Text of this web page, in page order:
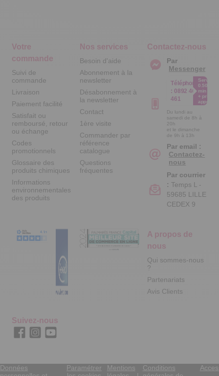
Votre
commande
Suivi de
commande
Livraison
Paiement facilité
Satisfait ou
remboursé, retour
ou échange
Codes
promotionnels
Glossaire des
produits chimiques
Informations
environnementales
des produits
Nos services
Besoin d'aide
Abonnement à la
newsletter
Désabonnement à
la newsletter
Contact
1ère visite
Commander par
référence
catalogue
Questions
fréquentes
A propos de
nous
Qui sommes-nous
?
Partenariats
Avis Clients
Contactez-nous
Par
Messenger
Téléphone
: 0892 461
461
Service
0.50€ /
min
+ prix
appel
Du lundi au
samedi de 8h à
20h
et le dimanche
de 9h à 13h
Par email :
Contactez-
nous
Par courrier
: Temps L -
59685 LILLE
CEDEX 9
Suivez-nous
Données
Paramétrer
Mentions
Conditions